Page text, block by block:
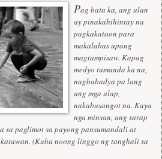
Pag bata ka, ang ulan
ay pinakahihintay na
pagkakataon para
makalabas upang
magtampisaw. Kapag
medyo tumanda ka na,
nagbabadya pa lang
ang mga ulap,
nakabusangot na. Kaya
nga minsan, ang sarap
paglimot sa payong pansumandali at
(Kuha noong linggo ng tanghali sa